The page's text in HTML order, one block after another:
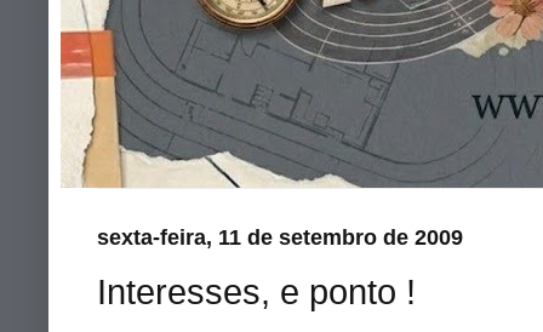
sexta-feira, 11 de setembro de 2009
Interesses, e ponto !